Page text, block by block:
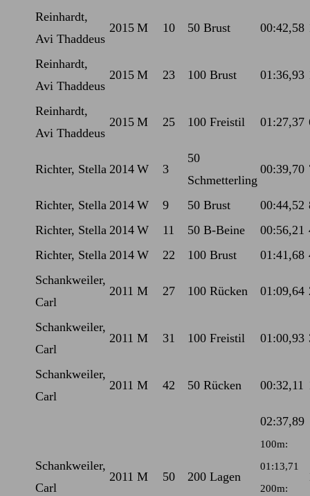
Reinhardt,
Avi Thaddeus
2015 M 10 50 Brust 00:42,58
Reinhardt,
Avi Thaddeus
2015 M 23 100 Brust 01:36,93
Reinhardt,
Avi Thaddeus
2015 M 25 100 Freistil 01:27,37
Richter, Stella 2014 W 3
50
Schmetterling
00:39,70
Richter, Stella 2014 W 9 50 Brust 00:44,52
Richter, Stella 2014 W 11 50 B-Beine 00:56,21
Richter, Stella 2014 W 22 100 Brust 01:41,68
Schankweiler,
Carl
2011 M 27 100 Rücken 01:09,64
Schankweiler,
Carl
2011 M 31 100 Freistil 01:00,93
Schankweiler,
Carl
2011 M 42 50 Rücken 00:32,11
Schankweiler,
Carl
2011 M 50 200 Lagen
02:37,89
100m:
01:13,71
200m: